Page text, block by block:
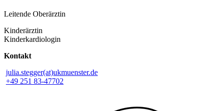
Leitende Oberärztin
Kinderärztin
Kinderkardiologin
Kontakt
julia.stegger(at)ukmuenster.de
+49 251 83-47702